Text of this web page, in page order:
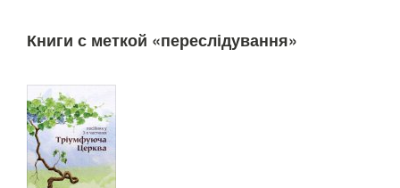
Книги с меткой «переслідування»